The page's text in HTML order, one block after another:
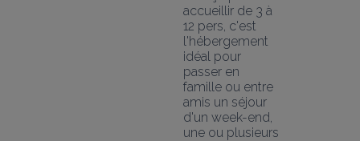
accueillir de 3 à
12 pers, c'est
l'hébergement
idéal pour
passer en
famille ou entre
amis un séjour
d'un week-end,
une ou plusieurs